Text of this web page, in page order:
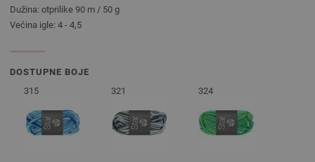
Dužina: otprilike 90 m / 50 g
Većina igle: 4 - 4,5
DOSTUPNE BOJE
315
321 324